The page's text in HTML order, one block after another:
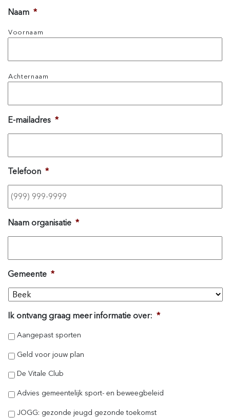
Naam *
Voornaam
Achternaam
E-mailadres *
Telefoon *
Naam organisatie *
Gemeente *
Ik ontvang graag meer informatie over: *
Aangepast sporten
Geld voor jouw plan
De Vitale Club
Advies gemeentelijk sport- en beweegbeleid
JOGG: gezonde jeugd gezonde toekomst